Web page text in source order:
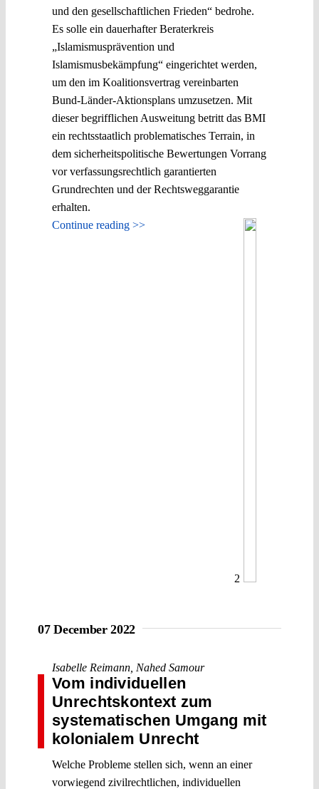
und den gesellschaftlichen Frieden“ bedrohe.
Es solle ein dauerhafter Beraterkreis
„Islamismusprävention und
Islamismusbekämpfung“ eingerichtet werden,
um den im Koalitionsvertrag vereinbarten
Bund-Länder-Aktionsplans umzusetzen. Mit
dieser begrifflichen Ausweitung betritt das BMI
ein rechtsstaatlich problematisches Terrain, in
dem sicherheitspolitische Bewertungen Vorrang
vor verfassungsrechtlich garantierten
Grundrechten und der Rechtsweggarantie
erhalten.
Continue reading >>
2
07 December 2022
Isabelle Reimann Nahed Samour
Vom individuellen
Unrechtskontext zum
systematischen Umgang mit
kolonialem Unrecht
Welche Probleme stellen sich, wenn an einer
vorwiegend zivilrechtlichen, individuellen